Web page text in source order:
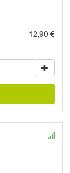
12,90 €